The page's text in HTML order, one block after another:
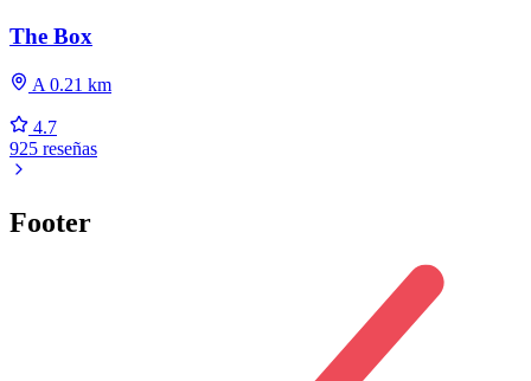
The Box
A 0.21 km
4.7
925 reseñas
Footer